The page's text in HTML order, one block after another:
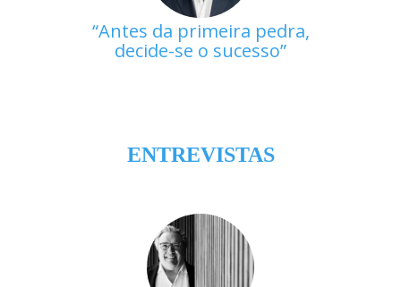
Antes da primeira pedra,
decide-se o sucesso
ENTREVISTAS